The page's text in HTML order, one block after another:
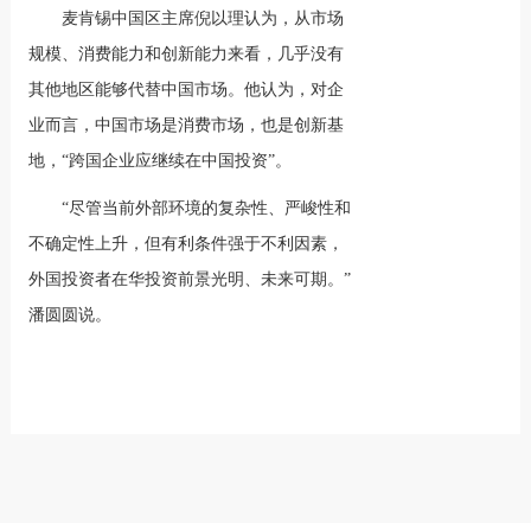
麦肯锡中国区主席倪以理认为，从市场
规模、消费能力和创新能力来看，几乎没有
其他地区能够代替中国市场。他认为，对企
业而言，中国市场是消费市场，也是创新基
地，“跨国企业应继续在中国投资”。
“尽管当前外部环境的复杂性、严峻性和
不确定性上升，但有利条件强于不利因素，
外国投资者在华投资前景光明、未来可期。”
潘圆圆说。